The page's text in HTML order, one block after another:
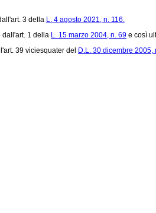
3 della L. 4 agosto 2021, n. 116.
dall'art. 1 della L. 15 marzo 2004, n. 69 e così
39 viciesquater del D.L. 30 dicembre 2005,